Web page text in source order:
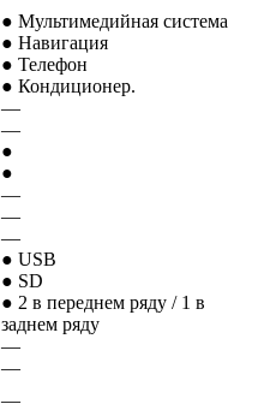
● Мультимедийная система
● Навигация
● Телефон
● Кондиционер.
—
—
●
●
—
—
—
● USB
● SD
● 2 в переднем ряду / 1 в
заднем ряду
—
—